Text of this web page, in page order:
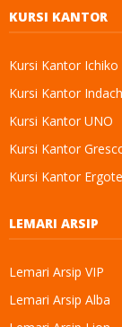
KURSI KANTOR
Kursi Kantor Ichiko
Kursi Kantor
Kursi Kantor UNO
Kursi Kantor
Kursi Kantor
LEMARI ARSIP
Lemari Arsip VIP
Lemari Arsip Alba